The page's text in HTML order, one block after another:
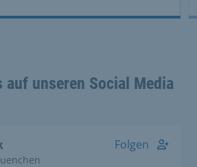
auf unseren Social Media
Folgen